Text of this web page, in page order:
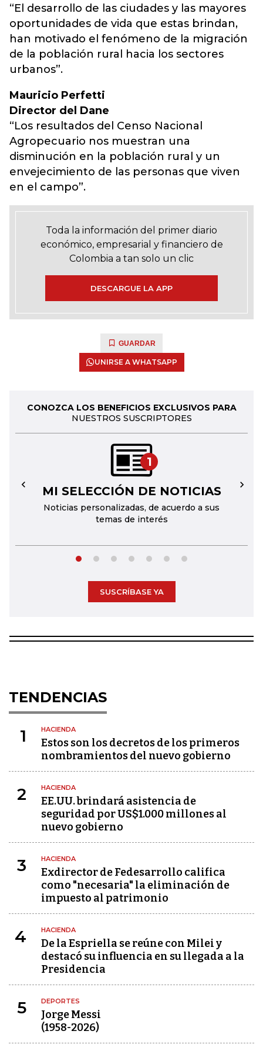
“El desarrollo de las ciudades y las mayores
oportunidades de vida que estas brindan,
han motivado el fenómeno de la migración
de la población rural hacia los sectores
urbanos”.
Mauricio Perfetti
Director del Dane
“Los resultados del Censo Nacional
Agropecuario nos muestran una
disminución en la población rural y un
envejecimiento de las personas que viven
en el campo”.
Toda la información del primer diario
económico, empresarial y financiero de
Colombia a tan solo un clic
DESCARGUE LA APP
GUARDAR
UNIRSE A WHATSAPP
CONOZCA LOS BENEFICIOS EXCLUSIVOS PARA
NUESTROS SUSCRIPTORES
1
MI SELECCIÓN DE NOTICIAS
Noticias personalizadas, de acuerdo a sus
temas de interés
← →
SUSCRÍBASE YA
TENDENCIAS
1 HACIENDA
Estos son los decretos de los primeros
nombramientos del nuevo gobierno
2 HACIENDA
EE.UU. brindará asistencia de
seguridad por US$1.000 millones al
nuevo gobierno
3 HACIENDA
Exdirector de Fedesarrollo califica
como "necesaria" la eliminación de
impuesto al patrimonio
4 HACIENDA
De la Espriella se reúne con Milei y
destacó su influencia en su llegada a la
Presidencia
5 DEPORTES
Jorge Messi
(1958-2026)